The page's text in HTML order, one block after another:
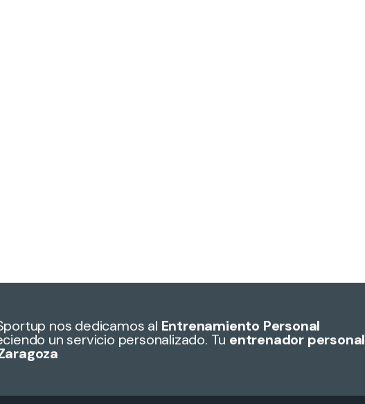
nos dedicamos al Entrenamiento Personal
un servicio personalizado. Tu entrenador personal